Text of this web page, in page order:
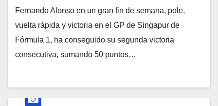
Fernando Alonso en un gran fin de semana, pole,
vuelta rápida y victoria en el GP de Singapur de
Fórmula 1, ha conseguido su segunda victoria
consecutiva, sumando 50 puntos…